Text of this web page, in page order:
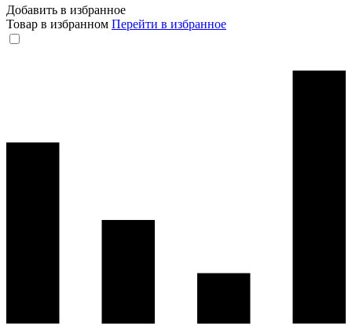
Добавить в избранное
Товар в избранном Перейти в избранное